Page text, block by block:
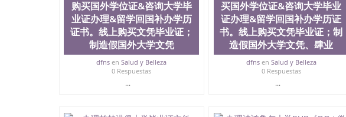
购买国外学位证&咨询大学毕
业证办理&留学回国补办学历
证书。线上购买文凭毕业证；
制造假国外大学文凭
dfns enSalud y Belleza
0 Respuestas
...
买国外学位证&咨询大学毕业
证办理&留学回国补办学历证
书。线上购买文凭毕业证；制
造假国外大学文凭、肆业
dfnsen Salud y Belleza
0 Respuestas
...